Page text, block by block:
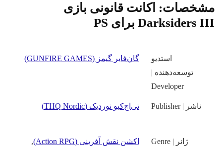
مشخصات: اکانت قانونی بازی
Darksiders III برای PS
استدیو
توسعه‌دهنده |
Developer
گان‌فاير گيمز (GUNFIRE GAMES)
ناشر | Publisher تی‌اچ‌کيو نوردیک (THQ Nordic)
ژانر | Genre اکشن نقش آفرینی (Action RPG)
,